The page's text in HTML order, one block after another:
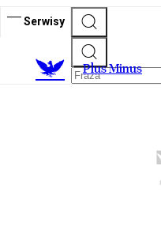
Serwisy
Plus Minus